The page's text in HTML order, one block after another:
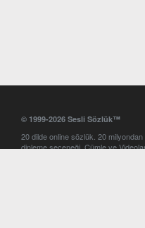
© 1999-2026 Sesli Sözlük™
20 dilde online sözlük. 20
dinleme seçeneği. Cümle ve